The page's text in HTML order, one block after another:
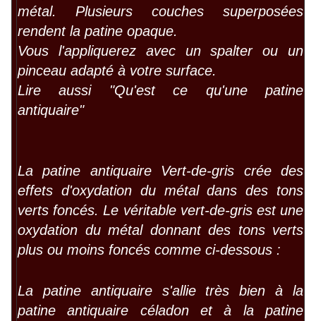
métal. Plusieurs couches superposées
rendent la patine opaque.
Vous l'appliquerez avec un spalter ou un
pinceau adapté à votre surface.
Lire aussi "Qu'est ce qu'une patine
antiquaire"
La patine antiquaire Vert-de-gris crée des
effets d'oxydation du métal dans des tons
verts foncés. Le véritable vert-de-gris est une
oxydation du métal donnant des tons verts
plus ou moins foncés comme ci-dessous :
La patine antiquaire s'allie très bien à la
patine antiquaire céladon et à la patine